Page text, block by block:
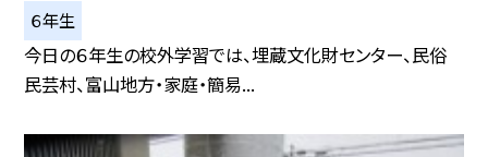
６年生
今日の６年生の校外学習では、埋蔵文化財センター、民俗
民芸村、富山地方・家庭・簡易...